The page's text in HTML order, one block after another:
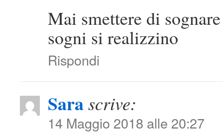
Mai smettere di
sogni si realizzino
Rispondi
Sarascrive:
14 Maggio 2018 alle 20:27